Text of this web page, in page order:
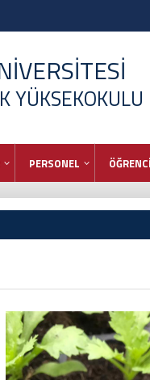
YÜKSEKOKULU
PERSONEL ÖĞRENCİ